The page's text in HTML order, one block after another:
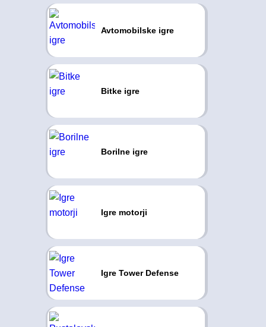
Avtomobilske igre
Bitke igre
Borilne igre
Igre motorji
Igre Tower Defense